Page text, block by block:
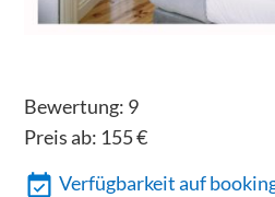
Bewertung: 9
Preis ab: 155€
Verfügbarkeit auf